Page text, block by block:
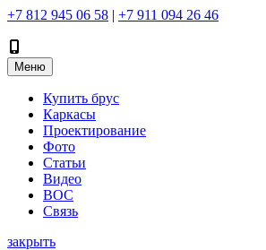
+7 812 945 06 58 | +7 911 094 26 46
Меню
Купить брус
Каркасы
Проектирование
Фото
Статьи
Видео
ВОС
Связь
закрыть